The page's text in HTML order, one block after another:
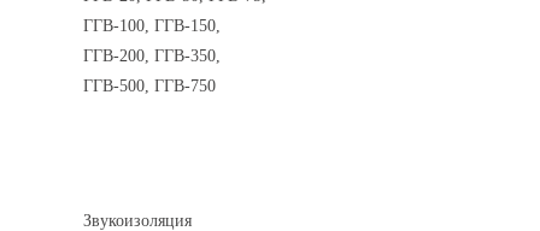
ГГВ-100, ГГВ-150,
ГГВ-200, ГГВ-350,
ГГВ-500, ГГВ-750
Звукоизоляция